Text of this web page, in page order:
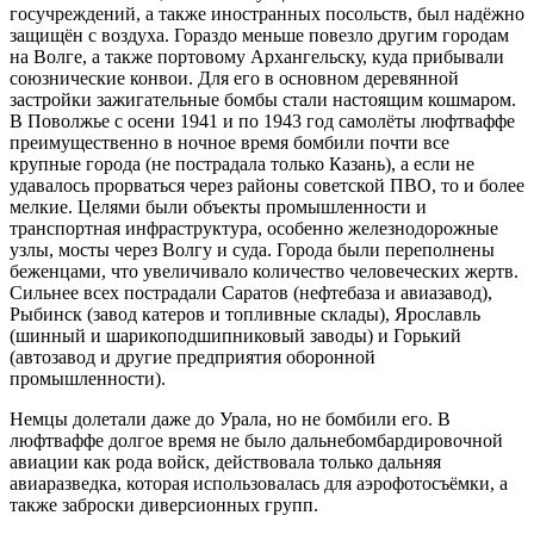
госучреждений, а также иностранных посольств, был надёжно
защищён с воздуха. Гораздо меньше повезло другим городам
на Волге, а также портовому Архангельску, куда прибывали
союзнические конвои. Для его в основном деревянной
застройки зажигательные бомбы стали настоящим кошмаром.
В Поволжье с осени 1941 и по 1943 год самолёты люфтваффе
преимущественно в ночное время бомбили почти все
крупные города (не пострадала только Казань), а если не
удавалось прорваться через районы советской ПВО, то и более
мелкие. Целями были объекты промышленности и
транспортная инфраструктура, особенно железнодорожные
узлы, мосты через Волгу и суда. Города были переполнены
беженцами, что увеличивало количество человеческих жертв.
Сильнее всех пострадали Саратов (нефтебаза и авиазавод),
Рыбинск (завод катеров и топливные склады), Ярославль
(шинный и шарикоподшипниковый заводы) и Горький
(автозавод и другие предприятия оборонной
промышленности).
Немцы долетали даже до Урала, но не бомбили его. В
люфтваффе долгое время не было дальнебомбардировочной
авиации как рода войск, действовала только дальняя
авиаразведка, которая использовалась для аэрофотосъёмки, а
также заброски диверсионных групп.